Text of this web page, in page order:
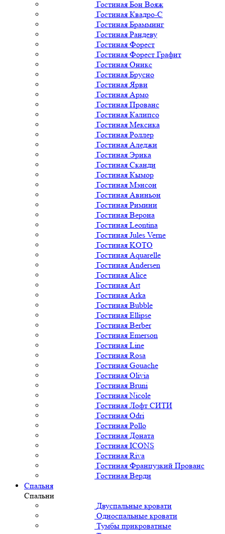
Гостиная Бон Вояж
Гостиная Квадро-С
Гостиная Брамминг
Гостиная Рандеву
Гостиная Форест
Гостиная Форест Графит
Гостиная Оникс
Гостиная Брусно
Гостиная Ярви
Гостиная Армо
Гостиная Прованс
Гостиная Калипсо
Гостиная Мексика
Гостиная Роллер
Гостиная Аледжи
Гостиная Эрика
Гостиная Сканди
Гостиная Кымор
Гостиная Мэнсон
Гостиная Авиньон
Гостиная Римини
Гостиная Верона
Гостиная Leontina
Гостиная Jules Verne
Гостиная KOTO
Гостиная Aquarelle
Гостиная Andersen
Гостиная Alice
Гостиная Art
Гостиная Arka
Гостиная Bubble
Гостиная Ellipse
Гостиная Berber
Гостиная Emerson
Гостиная Line
Гостиная Rosa
Гостиная Gouache
Гостиная Olivia
Гостиная Bruni
Гостиная Nicole
Гостиная Лофт СИТИ
Гостиная Odri
Гостиная Pollo
Гостиная Доната
Гостиная ICONS
Гостиная Riva
Гостиная Французкий Прованс
Гостиная Верди
Спальня
Спальни
Двуспальные кровати
Односпальные кровати
Тумбы прикроватные